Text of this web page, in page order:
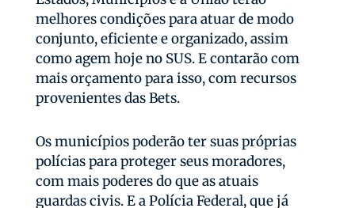
melhores condições para atuar de modo
conjunto, eficiente e organizado, assim
como agem hoje no SUS. E contarão com
mais orçamento para isso, com recursos
provenientes das Bets.
Os municípios poderão ter suas próprias
polícias para proteger seus moradores,
com mais poderes do que as atuais
guardas civis. E a Polícia Federal, que já